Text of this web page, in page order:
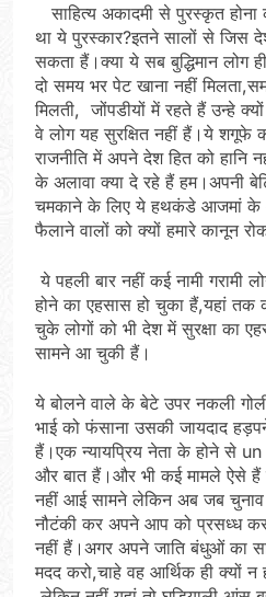
साहित्य अकादमी से पुरस्कृत होना
था ये पुरस्कार?इतने सालों से जिस
सकता हैं।क्या ये सब बुद्धिमान लोग
दो समय भर पेट खाना नहीं
मिलती, जोंपडीयों में रहते हैं उन्हे
वे लोग यह सुरक्षित नहीं हैं।ये शगूफे
राजनीति में अपने देश हित को हानि
के अलावा क्या दे रहे हैं हम।अपनी
चमकाने के लिए ये हथकंडे आजमां के
फैलाने वालों को क्यों हमारे कानून
ये पहली बार नहीं कई नामी गरामी
होने का एहसास हो चुका हैं,यहां तक
चुके लोगों को भी देश में सुरक्षा का
सामने आ चुकी हैं।
ये बोलने वाले के बेटे उपर नकली
भाई को फंसाना उसकी जायदाद
हैं।एक न्यायप्रिय नेता के होने से un
और बात हैं।और भी कई मामले ऐसे हैं
नहीं आई सामने लेकिन अब जब
नौटंकी कर अपने आप को प्रसध्ध
नहीं हैं।अगर अपने जाति बंधुओं का
मदद करो,चाहे वह आर्थिक ही क्यों न